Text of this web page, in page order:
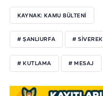
KAYNAK: KAMU BÜLTENİ
# ŞANLIURFA # SİVEREK
# KUTLAMA # MESAJ